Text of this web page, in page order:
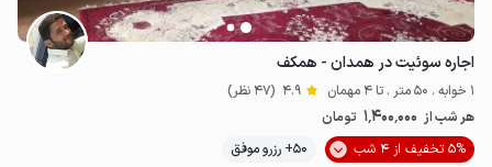
اجاره سوئیت در همدان - همکف
1 خوابه . 50 متر . تا 4 مهمان 4.9 (47 نظر)
هر شب از 1٬400٬000 تومان
5% تخفیف از 4 شب
50+ رزرو موفق